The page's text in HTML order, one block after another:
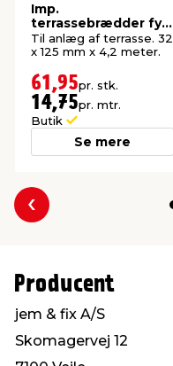
Imp.
terrassebrædder fyr
32 x 125 mm x 4,2
meter
Til anlæg af terrasse. 32
x 125 mm x 4,2 meter.
61,95pr. stk.
14,75pr. mtr.
Butik
Se mere
Forrige
Producent
jem & fix A/S
Skomagervej 12